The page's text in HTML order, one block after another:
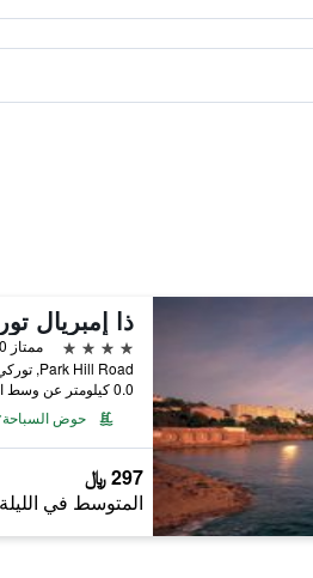
ذا إمبريال
4 نجوم
ممتاز 8.0
Park Hill Road, توركي, المملكة المتحدة
0.0 كيلومتر عن وسط المدينة
حوض السباحة
297 ﷼
المتوسط في الليلة